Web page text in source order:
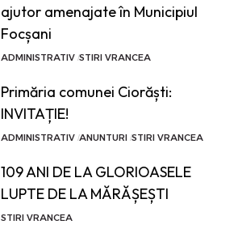
ajutor amenajate în Municipiul
Focșani
ADMINISTRATIV STIRI VRANCEA
Primăria comunei Ciorăști:
INVITAȚIE!
ADMINISTRATIV ANUNTURI STIRI VRANCEA
109 ANI DE LA GLORIOASELE
LUPTE DE LA MĂRĂȘEȘTI
STIRI VRANCEA